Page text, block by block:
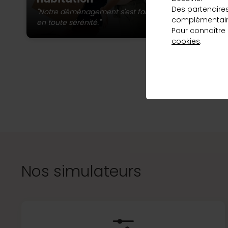
qui correspond
à vos besoins
et au meilleur
"Notre déménagement s'est fait
en toute sérénité."
Nos simulateurs
Des
Pour
cookies.